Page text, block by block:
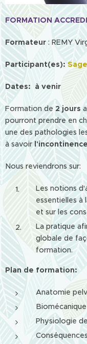
FORMATION
Formateur : REMY
Participant(es):
Dates: à venir
Formation de 2 jours
pourront prendre en
une des pathologies
à savoir
Nous reviendrons sur:
Les notions
essentielles à
et sur les
La pratique
globale de
formation.
Plan de formation:
Anatomie
Physiologie